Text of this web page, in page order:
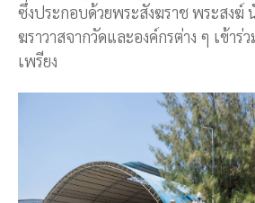
ซึ่งประกอบด้วยพระสังฆราช พระสงฆ์
ฆราวาสจากวัดและองค์กรต่าง ๆ เข้าร่
เพรียง